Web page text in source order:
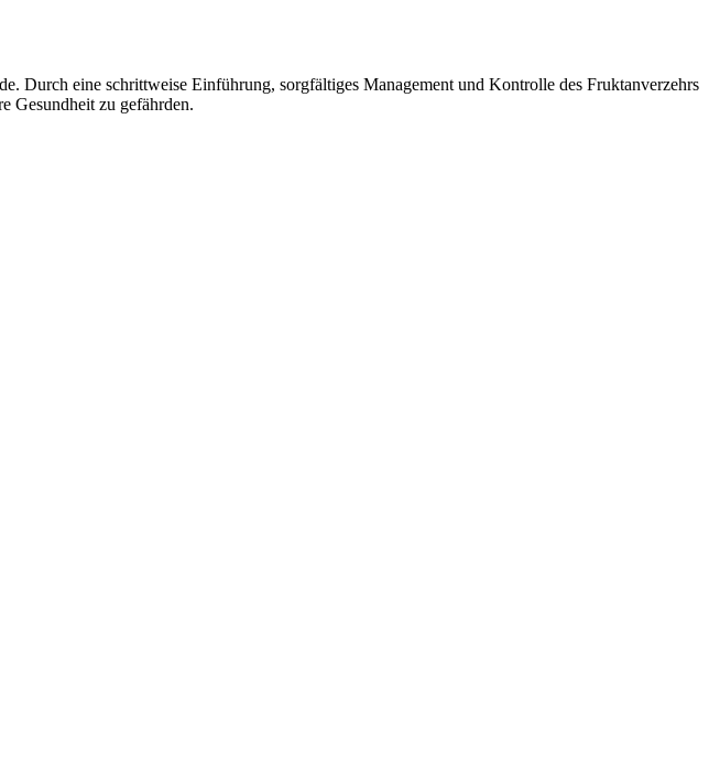
Durch eine schrittweise Einführung, sorgfältiges Management und Kontrolle des Fruktanverzehrs
Gesundheit zu gefährden.